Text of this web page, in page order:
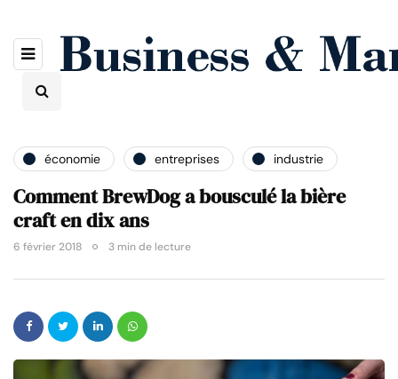
économie entreprises industrie
Comment BrewDog a bousculé la bière
craft en dix ans
6 février 2018 3 min de lecture